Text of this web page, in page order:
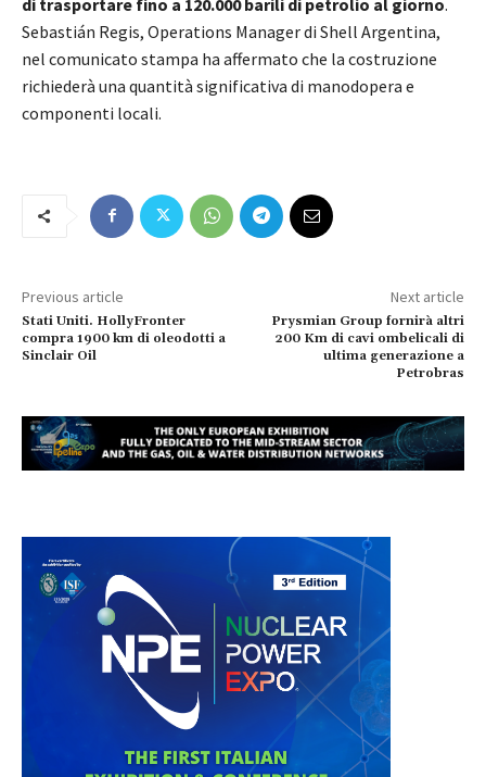
Sebastián Regis, Operations Manager di Shell Argentina,
nel comunicato stampa ha affermato che la costruzione
richiederà una quantità significativa di manodopera e
componenti locali.
Previous article
Stati Uniti. HollyFronter
compra 1900 km di oleodotti a
Sinclair Oil
Next article
Prysmian Group fornirà altri
200 Km di cavi ombelicali di
ultima generazione a
Petrobras